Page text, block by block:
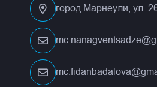
город Марнеули, ул.